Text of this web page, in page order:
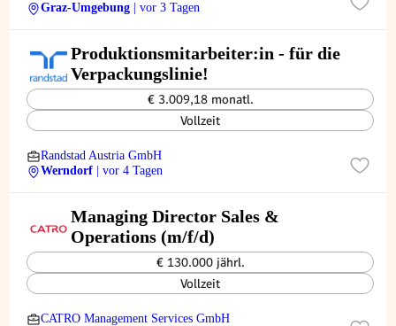
Graz-Umgebung
| vor 3 Tagen
Produktionsmitarbeiter:in - für die
Verpackungslinie!
€ 3.009,18 monatl.
Vollzeit
Randstad Austria GmbH
Werndorf
| vor 4 Tagen
Managing Director Sales &
Operations (m/f/d)
€ 130.000 jährl.
Vollzeit
CATRO Management Services GmbH